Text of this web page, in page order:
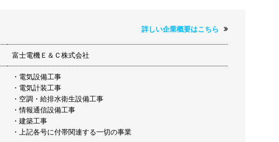
詳しい企業概要はこちら
富士電機Ｅ＆Ｃ株式会社
・電気設備工事
・電気計装工事
・空調・給排水衛生設備工事
・情報通信設備工事
・建築工事
・上記各号に付帯関連する一切の事業